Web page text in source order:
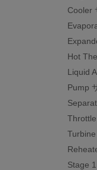
Cooler
Hot
Liquid
Pump
Throttle
Turbine
Stage